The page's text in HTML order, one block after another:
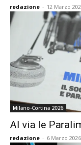
redazione - 12 Marzo
Milano-Cortina 2026
Al via le
redazione - 6 Marzo 2026